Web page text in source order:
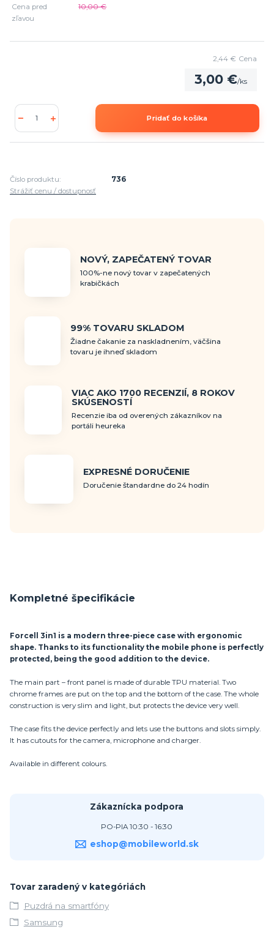
Cena pred
zľavou
10,00 €
3,00 €/ks
2,44 € Cena
Pridať do košíka
Číslo produktu:
736
Strážiť cenu / dostupnosť
NOVÝ, ZAPEČATENÝ TOVAR
100%-ne nový tovar v zapečatených
krabičkách
99% TOVARU SKLADOM
Žiadne čakanie za naskladnením, väčšina
tovaru je ihneď skladom
VIAC AKO 1700 RECENZIÍ, 8 ROKOV
SKÚSENOSTÍ
Recenzie iba od overených zákazníkov na
portáli heureka
EXPRESNÉ DORUČENIE
Doručenie štandardne do 24 hodín
Kompletné špecifikácie
Forcell 3in1 is a modern three-piece case with ergonomic
shape. Thanks to its functionality the mobile phone is perfectly
protected, being the good addition to the device.
The main part – front panel is made of durable TPU material. Two
chrome frames are put on the top and the bottom of the case. The whole
construction is very slim and light, but protects the device very well.
The case fits the device perfectly and lets use the buttons and slots simply.
It has cutouts for the camera, microphone and charger.
Available in different colours.
Zákaznícka podpora
PO-PIA 10:30 - 16:30
eshop@mobileworld.sk
Tovar zaradený v kategóriách
Puzdrá na smartfóny
Samsung